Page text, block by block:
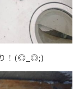
り！(◎_◎;)